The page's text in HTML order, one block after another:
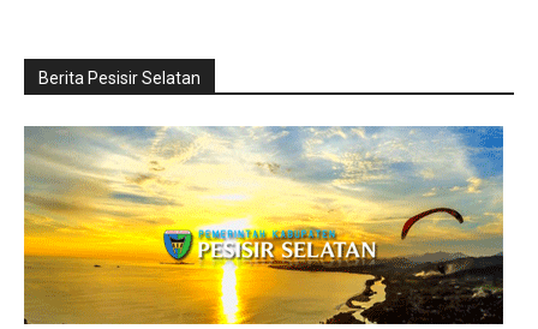
Berita Pesisir Selatan